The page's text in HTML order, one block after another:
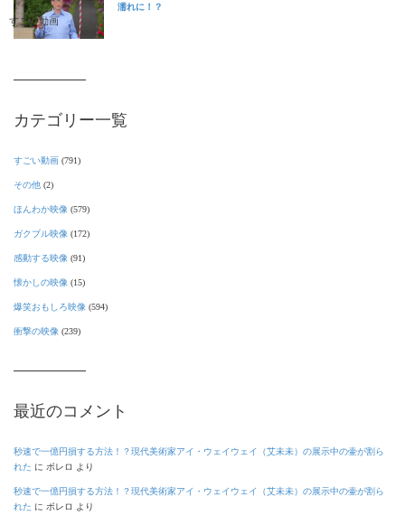
すごい動画
濡れに！？
カテゴリー一覧
すごい動画 (791)
その他 (2)
ほんわか映像 (579)
ガクブル映像 (172)
感動する映像 (91)
懐かしの映像 (15)
爆笑おもしろ映像 (594)
衝撃の映像 (239)
最近のコメント
秒速で一億円損する方法！？現代美術家アイ・ウェイウェイ（艾未未）の展示中の壷が割ら
れた に ボレロ より
秒速で一億円損する方法！？現代美術家アイ・ウェイウェイ（艾未未）の展示中の壷が割ら
れた に ボレロ より